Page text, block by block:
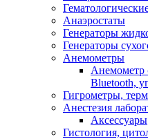
Анаэростаты
Генераторы
Генераторы
Анемометры
Анемометр
Bluetooth,
Гигрометры,
Анестезия
Аксессуары
Гистология,